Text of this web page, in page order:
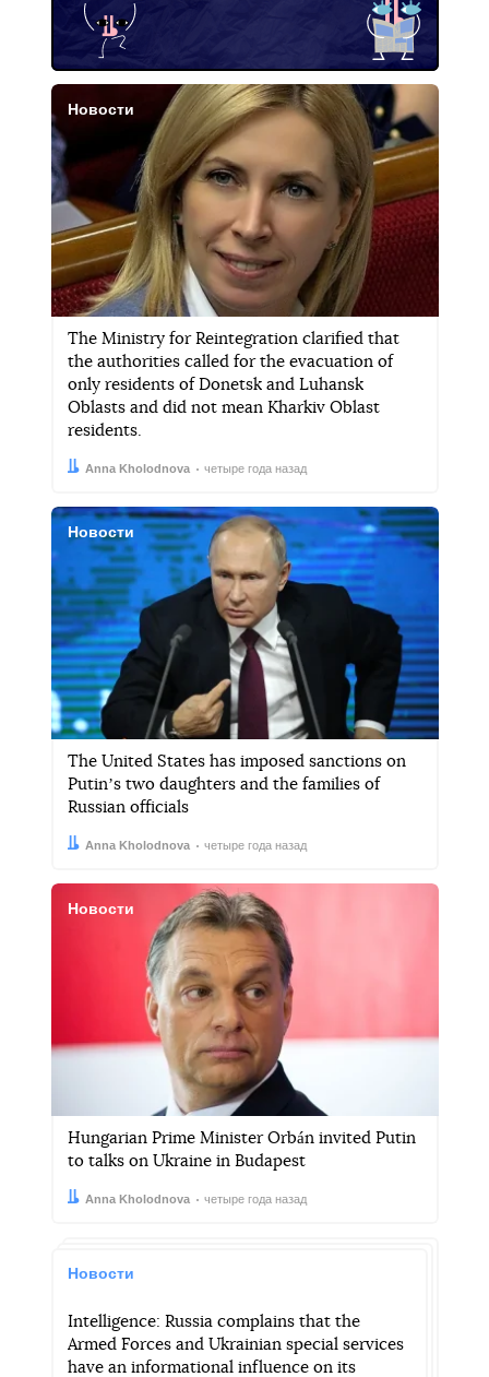
Новости
The Ministry for Reintegration clarified that
the authorities called for the evacuation of
only residents of Donetsk and Luhansk
Oblasts and did not mean Kharkiv Oblast
residents.
Автор:Anna Kholodnova
Дата: четыре года назад
Новости
The United States has imposed sanctions on
Putinʼs two daughters and the families of
Russian officials
Автор:Anna Kholodnova
Дата: четыре года назад
Новости
Hungarian Prime Minister Orbán invited Putin
to talks on Ukraine in Budapest
Автор:Anna Kholodnova
Дата: четыре года назад
Новости
Intelligence: Russia complains that the
Armed Forces and Ukrainian special services
have an informational influence on its